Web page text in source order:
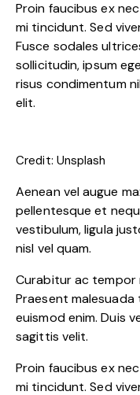
Proin faucibus ex
mi tincidunt. Sed
Fusce sodales
sollicitudin, ipsum
risus condimentum
elit.
Credit: Unsplash
Aenean vel augue
pellentesque et
vestibulum, ligula
nisl vel quam.
Curabitur ac tempor
Praesent
euismod enim. Duis
sagittis velit.
Proin faucibus ex
mi tincidunt. Sed